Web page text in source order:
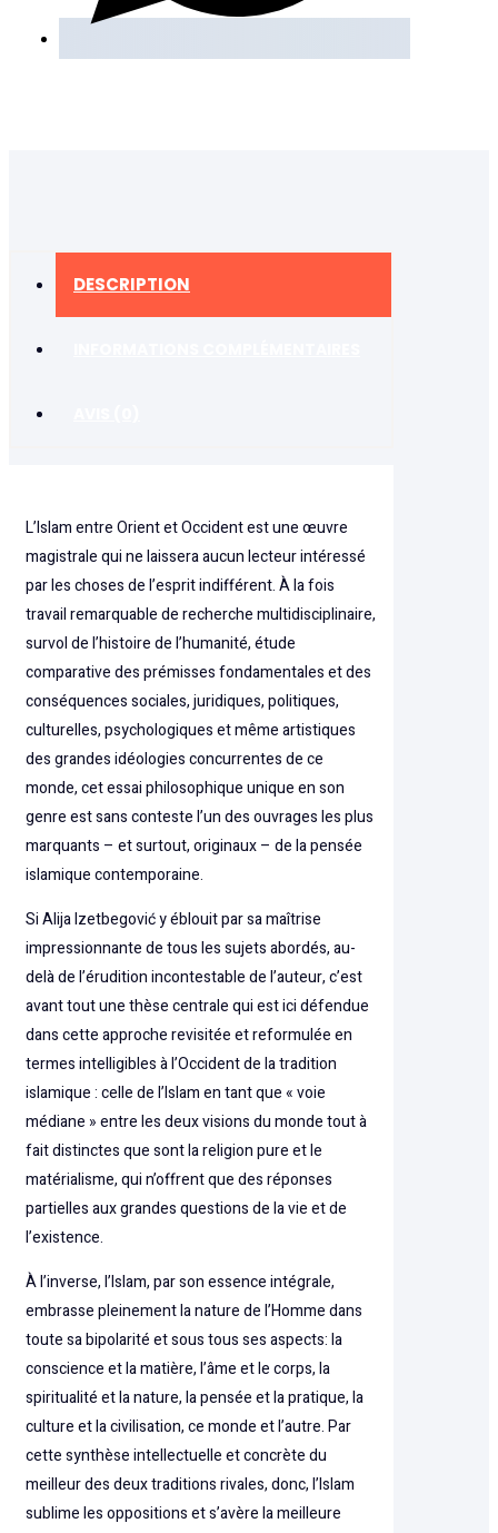
DESCRIPTION
L’Islam entre Orient et Occident est une œuvre
magistrale qui ne laissera aucun lecteur intéressé
par les choses de l’esprit indifférent. À la fois
travail remarquable de recherche multidisciplinaire,
survol de l’histoire de l’humanité, étude
comparative des prémisses fondamentales et des
conséquences sociales, juridiques, politiques,
culturelles, psychologiques et même artistiques
des grandes idéologies concurrentes de ce
monde, cet essai philosophique unique en son
genre est sans conteste l’un des ouvrages les plus
marquants – et surtout, originaux – de la pensée
islamique contemporaine.
Si Alija Izetbegović y éblouit par sa maîtrise
impressionnante de tous les sujets abordés, au-
delà de l’érudition incontestable de l’auteur, c’est
avant tout une thèse centrale qui est ici défendue
dans cette approche revisitée et reformulée en
termes intelligibles à l’Occident de la tradition
islamique : celle de l’Islam en tant que « voie
médiane » entre les deux visions du monde tout à
fait distinctes que sont la religion pure et le
matérialisme, qui n’offrent que des réponses
partielles aux grandes questions de la vie et de
l’existence.
À l’inverse, l’Islam, par son essence intégrale,
embrasse pleinement la nature de l’Homme dans
toute sa bipolarité et sous tous ses aspects: la
conscience et la matière, l’âme et le corps, la
spiritualité et la nature, la pensée et la pratique, la
culture et la civilisation, ce monde et l’autre. Par
cette synthèse intellectuelle et concrète du
meilleur des deux traditions rivales, donc, l’Islam
sublime les oppositions et s’avère la meilleure